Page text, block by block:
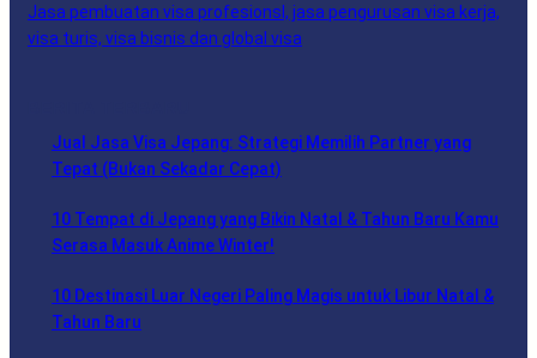
Jasa pembuatan visa profesionsl, jasa pengurusan visa kerja,
visa turis, visa bisnis dan global visa
Jual Jasa Visa Jepang: Strategi Memilih Partner yang
Tepat (Bukan Sekadar Cepat)
10 Tempat di Jepang yang Bikin Natal & Tahun Baru Kamu
Serasa Masuk Anime Winter!
10 Destinasi Luar Negeri Paling Magis untuk Libur Natal &
Tahun Baru